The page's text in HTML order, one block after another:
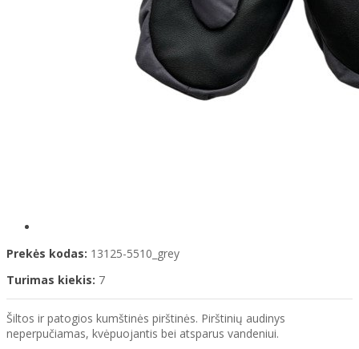
Prekės kodas: 13125-5510_grey
Turimas kiekis: 7
Šiltos ir patogios kumštinės pirštinės. Pirštinių audinys
neperpučiamas, kvėpuojantis bei atsparus vandeniui.